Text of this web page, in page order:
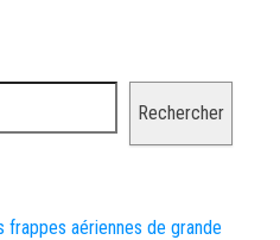
Rechercher
frappes aériennes de grande